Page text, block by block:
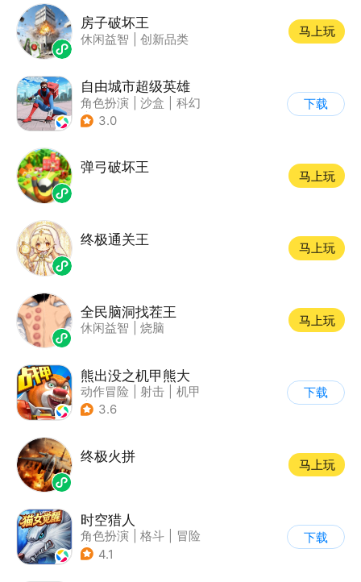
房子破坏王
休闲益智 创新品类
马上玩
自由城市超级英雄
角色扮演 沙盒
科幻
| 开放世界
3.0
下载
弹弓破坏王
马上玩
终极通关王
马上玩
全民脑洞找茬王
休闲益智 烧脑
马上玩
熊出没之机甲熊大
动作冒险 射击
机甲
| 熊出没
3.6
下载
终极火拼
马上玩
时空猎人
角色扮演 格斗
冒险
| 时空猎人
4.1
下载